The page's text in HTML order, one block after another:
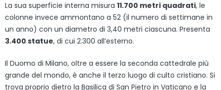
La sua superficie interna misura 11.700 metri quadrati, le
colonne invece ammontano a 52 (il numero di settimane in
un anno) con un diametro di 3,40 metri ciascuna. Presenta
3.400 statue, di cui 2.300 all’esterno.
Il Duomo di Milano, oltre a essere la seconda cattedrale più
grande del mondo, è anche il terzo luogo di culto cristiano. Si
trova proprio dietro la Basilica di San Pietro in Vaticano e la